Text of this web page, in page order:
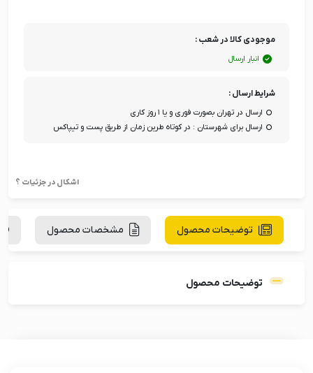
موجودی کالا در شعب :
انبار ارسال
شرایط ارسال :
ارسال در تهران بصورت فوری و یا ۱ روز کاری
ارسال برای شهرستان : در کوتاه طرین زمان از طریق پست و تیپاکس
اشکال در جزئیات ؟
توضیحات محصول مشخصات محصول
توضیحات محصول